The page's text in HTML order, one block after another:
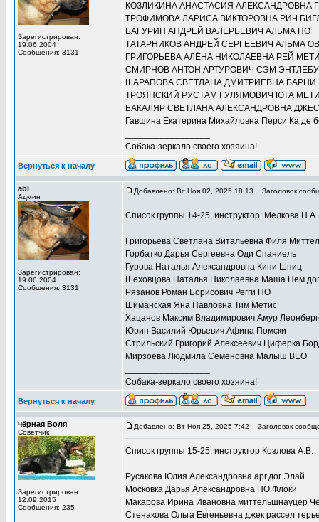
Зарегистрирован:
19.06.2004
Сообщения: 3131
КОЗЛИКИНА АНАСТАСИЯ АЛЕКСАНДРОВНА
ТРОФИМОВА ЛАРИСА ВИКТОРОВНА РИЧ
БАГУРИН АНДРЕЙ ВАЛЕРЬЕВИЧ АЛЬМА НО
ТАТАРНИКОВ АНДРЕЙ СЕРГЕЕВИЧ АЛЬМА
ГРИГОРЬЕВА АЛЁНА НИКОЛАЕВНА РЕЙ
СМИРНОВ АНТОН АРТУРОВИЧ СЭМ
ШАРАПОВА СВЕТЛАНА ДМИТРИЕВНА БАРНИ
ТРОЯНСКИЙ РУСТАМ ГУЛЯМОВИЧ ЮТА
БАКАЛЯР СВЕТЛАНА АЛЕКСАНДРОВНА
Гавшина Екатерина Михайловна Перси Ка де
Собака-зеркало своего хозяина!
Вернуться к началу
abl
Админ
Зарегистрирован:
19.06.2004
Сообщения: 3131
Добавлено: Вс Ноя 02, 2025 18:13 Заголовок
Список группы 14-25, инструктор: Мелкова Н.А.
Григорьева Светлана Витальевна Филя
Горбатко Дарья Сергеевна Оди Спаниель
Гурова Наталья Александровна Кипи Шпиц
Шеховцова Наталья Николаевна Маша Нем.дог
Рязанов Роман Борисович Регги НО
Шиманская Яна Павловна Тим Метис
Хацанов Максим Владимирович Амур
Юрин Василий Юрьевич Афина Помски
Стрильский Григорий Алексеевич Циферка
Мирзоева Людмила Семеновна Малыш ВЕО
Собака-зеркало своего хозяина!
Вернуться к началу
чёрная Воля
Советчик
Зарегистрирован:
12.09.2015
Сообщения: 235
Добавлено: Вт Ноя 25, 2025 7:42 Заголовок
Список группы 15-25, инструктор Козлова А.В.
Русакова Юлия Александровна арг.дог Элай
Московка Дарья Александровна НО Флоки
Макарова Ирина Ивановна миттельшнауцер
Стенакова Ольга Евгеньевна джек рассел